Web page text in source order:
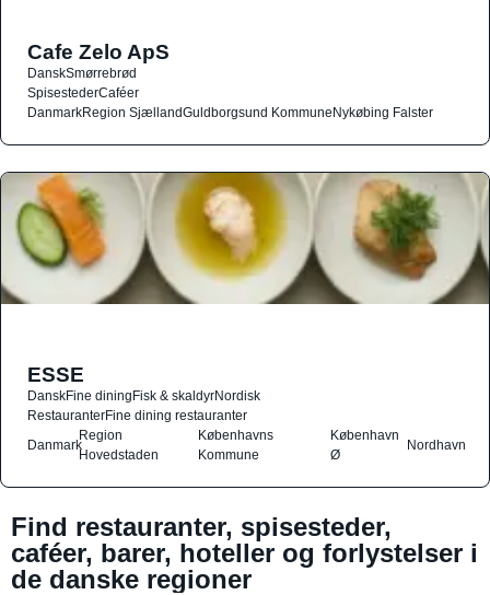
Cafe Zelo ApS
DanskSmørrebrød
SpisestederCaféer
DanmarkRegion SjællandGuldborgsund KommuneNykøbing Falster
ESSE
DanskFine diningFisk & skaldyrNordisk
RestauranterFine dining restauranter
Danmark
Region
Hovedstaden
Københavns
Kommune
København
Ø
Nordhavn
Find restauranter, spisesteder,
caféer, barer, hoteller og forlystelser i
de danske regioner